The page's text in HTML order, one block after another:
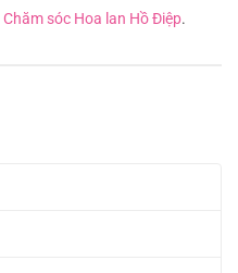
Chăm sóc Hoa lan Hồ Điệp.